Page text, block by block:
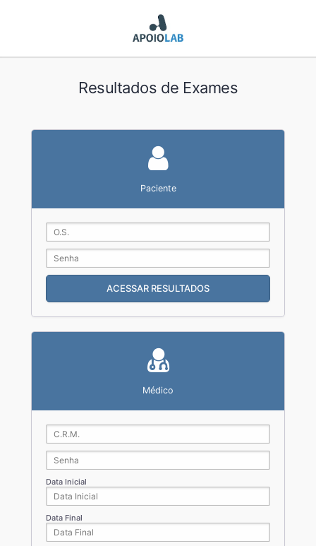
Resultados de Exames
Paciente
ACESSAR RESULTADOS
Médico
Data Inicial
Data Final